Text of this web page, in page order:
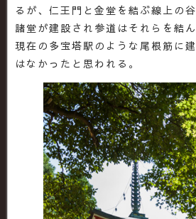
るが、仁王門と金堂を結ぶ線上の
諸堂が建設され参道はそれらを結
現在の多宝塔駅のような尾根筋に
はなかったと思われる。